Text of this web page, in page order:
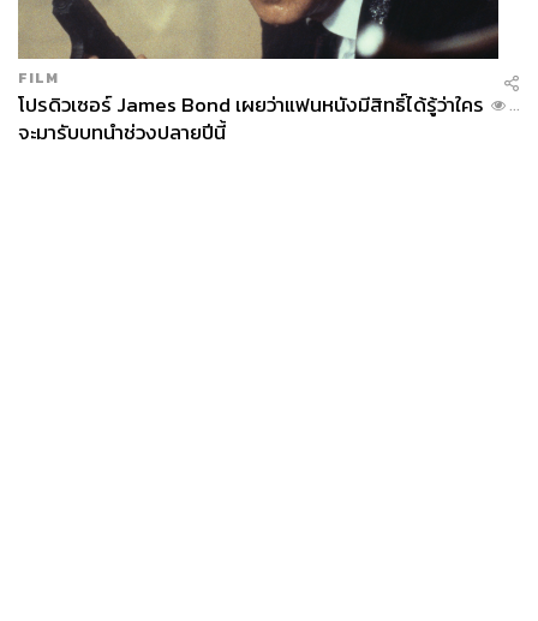
FILM
โปรดิวเซอร์ James Bond เผยว่าแฟนหนังมีสิทธิ์ได้รู้ว่าใคร
จะมารับบทนำช่วงปลายปีนี้
...